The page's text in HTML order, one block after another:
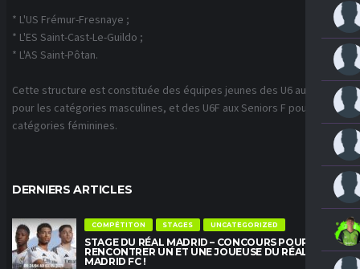
* L'US Frémur-Fresnaye ;
* L'ES Saint-Cast-Le-Guildo ;
* L'AS Saint-Pôtan.
Cette structure est constituée des équipes jeunes des U6 aux U18
pour les catégories masculines, et des U6F aux Seniors F pour les
catégories féminines.
DERNIERS ARTICLES
COMPÉTITON STAGES UNCATEGORIZED
STAGE DU RÉAL MADRID – CONCOURS POUR
RENCONTRER UN ET UNE JOUEUSE DU RÉAL
MADRID FC !